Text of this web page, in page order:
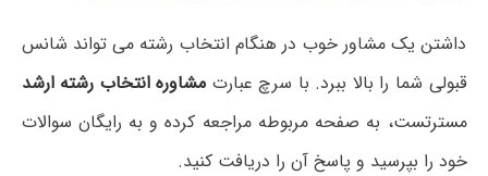
داشتن یک مشاور خوب در هنگام انتخاب رشته می تواند شانس
قبولی شما را بالا ببرد. با سرچ عبارت مشاوره انتخاب رشته ارشد
مسترتست، به صفحه مربوطه مراجعه کرده و به رایگان سوالات
خود را بپرسید و پاسخ آن را دریافت کنید.